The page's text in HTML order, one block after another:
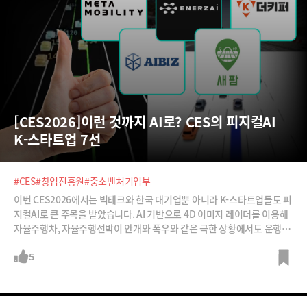
[CES2026]이런 것까지 AI로? CES의 피지컬AI
K-스타트업 7선
#CES#창업진흥원#중소벤처기업부
이번 CES2026에서는 빅테크와 한국 대기업뿐 아니라 K-스타트업들도 피
지컬AI로 큰 주목을 받았습니다. AI 기반으로 4D 이미지 레이더를 이용해
자율주행차, 자율주행선박이 안개와 폭우와 같은 극한 상황에서도 운행할
이’, AI가 전기차에서 발생한 불꼿과 연기를 감지해 주차장 바닥에서 물을
5